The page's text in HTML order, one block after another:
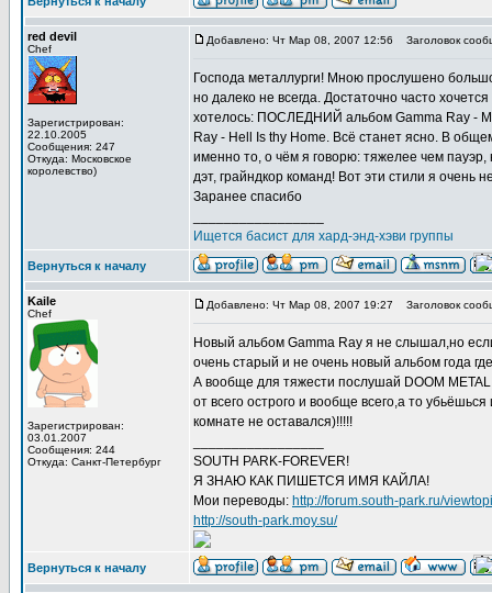
red devil
Chef
Зарегистрирован:
22.10.2005
Сообщения: 247
Откуда: Московское
королевство)
Добавлено: Чт Мар 08, 2007 12:56 Заголовок
Господа металлурги! Мною прослушено
но далеко не всегда. Достаточно часто
хотелось: ПОСЛЕДНИЙ альбом Gamma Ray -
Ray - Hell Is thy Home. Всё станет ясно. В
именно то, о чём я говорю: тяжелее чем пауэр,
дэт, грайндкор команд! Вот эти стили я очень
Заранее спасибо
Ищется басист для хард-энд-хэви группы
Вернуться к началу
Kaile
Chef
Зарегистрирован:
03.01.2007
Сообщения: 244
Откуда: Санкт-Петербург
Добавлено: Чт Мар 08, 2007 19:27 Заголовок
Новый альбом Gamma Ray я не слышал,но
очень старый и не очень новый альбом года
А вообще для тяжести послушай DOOM
от всего острого и вообще всего,а то
комнате не оставался)!!!!!
SOUTH PARK-FOREVER!
Я ЗНАЮ КАК ПИШЕТСЯ ИМЯ КАЙЛА!
Мои переводы: http://forum.south-park.ru/
http://south-park.moy.su/
Вернуться к началу